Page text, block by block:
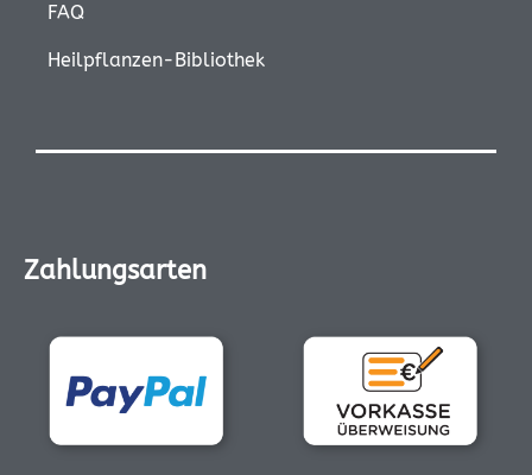
FAQ
Heilpflanzen-Bibliothek
Zahlungsarten